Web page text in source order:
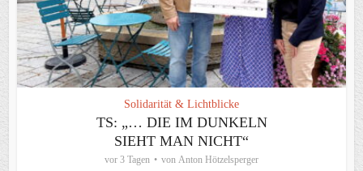
Solidarität & Lichtblicke
TS: „… DIE IM DUNKELN
SIEHT MAN NICHT“
vor 3 Tagen von Anton Hötzelsperger